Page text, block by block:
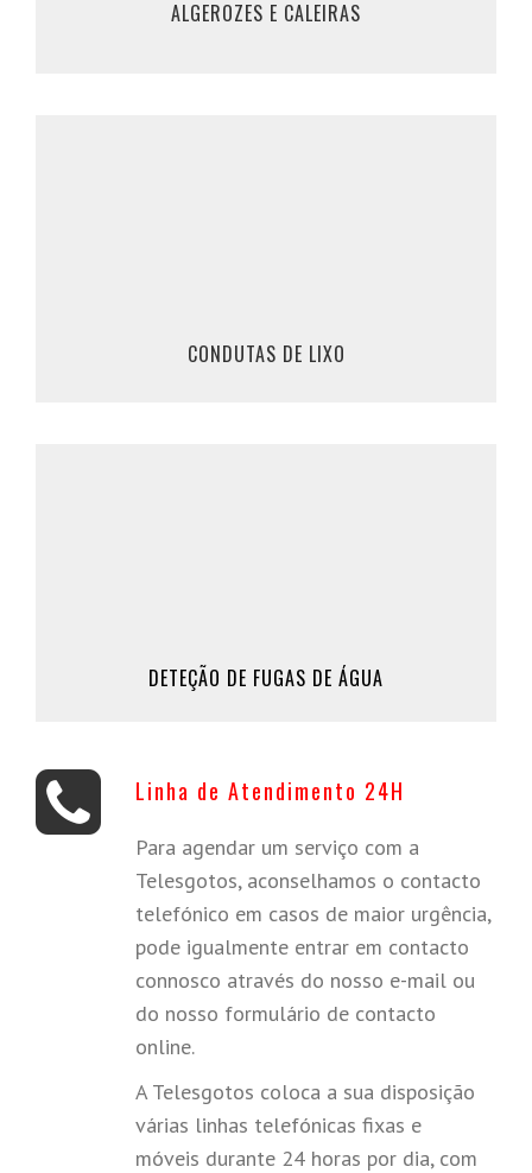
ALGEROZES E CALEIRAS
CONDUTAS DE LIXO
SABER MAIS
DETEÇÃO DE FUGAS DE ÁGUA
Saber Mais
Linha de Atendimento 24H
Para agendar um serviço com a
Telesgotos, aconselhamos o contacto
telefónico em casos de maior urgência,
pode igualmente entrar em contacto
connosco através do nosso e-mail ou
do nosso formulário de contacto
online.
A Telesgotos coloca a sua disposição
várias linhas telefónicas fixas e
móveis durante 24 horas por dia, com